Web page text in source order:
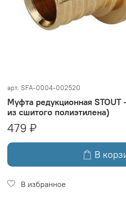
арт. SFA-0004-002520
Муфта редукционная STOUT
из сшитого полиэтилена)
479 ₽
В
В избранное